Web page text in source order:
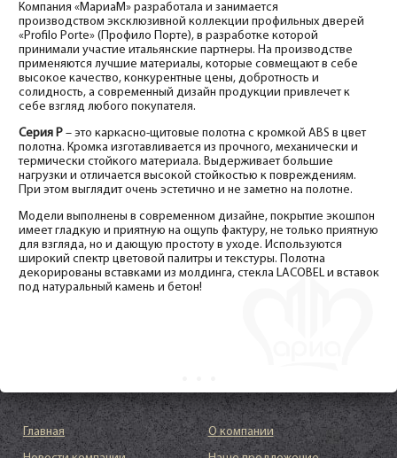
Компания «МариаМ» разработала и занимается
производством эксклюзивной коллекции профильных дверей
«Profilo Porte» (Профило Порте), в разработке которой
принимали участие итальянские партнеры. На производстве
применяются лучшие материалы, которые совмещают в себе
высокое качество, конкурентные цены, добротность и
солидность, а современный дизайн продукции привлечет к
себе взгляд любого покупателя.
Серия P– это каркасно-щитовые полотна с кромкой ABS в цвет
полотна. Кромка изготавливается из прочного, механически и
термически стойкого материала. Выдерживает большие
нагрузки и отличается высокой стойкостью к повреждениям.
При этом выглядит очень эстетично и не заметно на полотне.
Модели выполнены в современном дизайне, покрытие экошпон
имеет гладкую и приятную на ощупь фактуру, не только приятную
для взгляда, но и дающую простоту в уходе. Используются
широкий спектр цветовой палитры и текстуры. Полотна
декорированы вставками из молдинга, стекла LACOBEL и вставок
под натуральный камень и бетон!
Главная
О компании